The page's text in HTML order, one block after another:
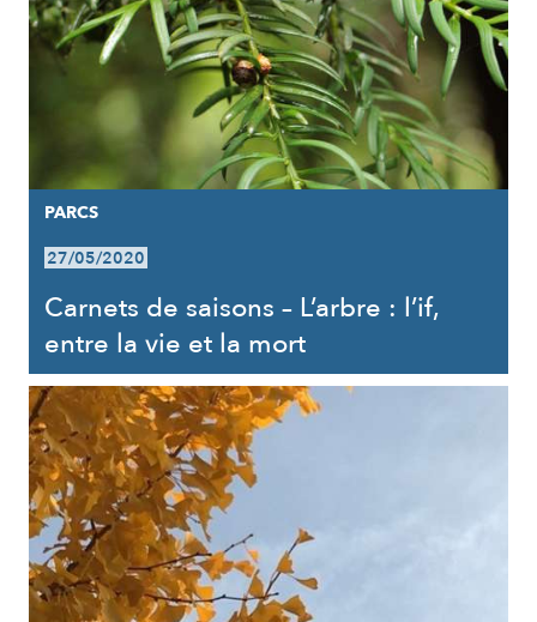
PARCS
27/05/2020
Carnets de saisons – L’arbre : l’if,
entre la vie et la mort